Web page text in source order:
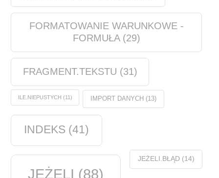
FORMATOWANIE WARUNKOWE -
FORMUŁA(29)
FRAGMENT.TEKSTU (31)
ILE.NIEPUSTYCH (11) IMPORT DANYCH (13)
INDEKS (41)
JEŻELI (88)
JEŻELI.BŁĄD(14)